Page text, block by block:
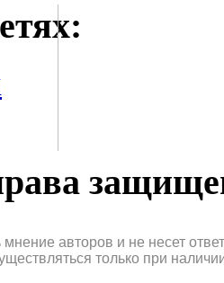
авторов и не несет
только при